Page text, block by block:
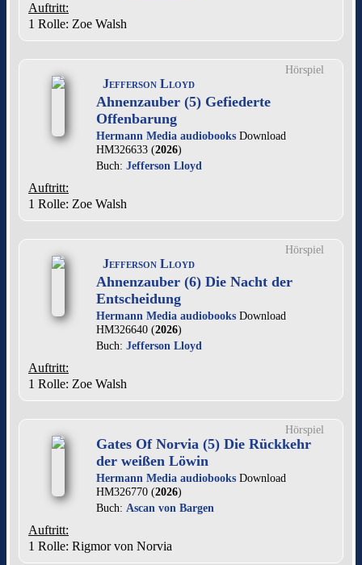
Auftritt:
1 Rolle: Zoe Walsh
Hörspiel
Jefferson Lloyd
Ahnenzauber (5) Gefiederte
Offenbarung
Hermann Media audiobooks Download
HM326633 (2026)
Buch: Jefferson Lloyd
Auftritt:
1 Rolle: Zoe Walsh
Hörspiel
Jefferson Lloyd
Ahnenzauber (6) Die Nacht der
Entscheidung
Hermann Media audiobooks Download
HM326640 (2026)
Buch: Jefferson Lloyd
Auftritt:
1 Rolle: Zoe Walsh
Hörspiel
Gates Of Norvia (5) Die Rückkehr
der weißen Löwin
Hermann Media audiobooks Download
HM326770 (2026)
Buch: Ascan von Bargen
Auftritt:
1 Rolle: Rigmor von Norvia